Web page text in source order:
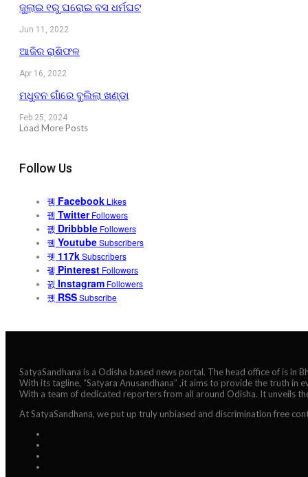
ଜୁଲାଇ ୧ରୁ ଘରୋଇ ବସ ଧର୍ମଘଟ
Jun 11, 2022
ଆଜିର ରାଶିଫଳ
Apr 16, 2022
ମଧୁବନ ଗାଁରେ ବୁଲିଲା ଖଣ୍ଡା
Feb 25, 2024
Load More Posts
Follow Us
Facebook Likes
Twitter Followers
Dribbble Followers
YoutubeSubscribers
117kSubscribers
Pinterest Followers
Instagram Followers
RSSSubscribe
SatyaSandhana is a Odisha based news portal. The head office of is in
With its tagline, “Satyara Anusandhana” ,it aims to provide the truth in
With a team of dedicated reporters from all around Odisha. It unveils
At SatyaSandhana, we put up truly unbiased and discrimination free